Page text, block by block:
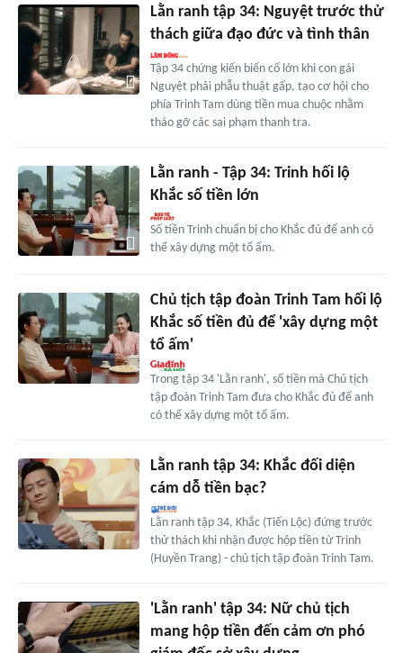
Lằn ranh tập 34: Nguyệt trước thử
thách giữa đạo đức và tình thân
Tập 34 chứng kiến biến cố lớn khi con gái
Nguyệt phải phẫu thuật gấp, tạo cơ hội cho
phía Trinh Tam dùng tiền mua chuộc nhằm
tháo gỡ các sai phạm thanh tra.
Lằn ranh - Tập 34: Trinh hối lộ
Khắc số tiền lớn
Số tiền Trinh chuẩn bị cho Khắc đủ để anh có
thể xây dựng một tổ ấm.
Chủ tịch tập đoàn Trinh Tam hối lộ
Khắc số tiền đủ để 'xây dựng một
tổ ấm'
Trong tập 34 'Lằn ranh', số tiền mà Chủ tịch
tập đoàn Trinh Tam đưa cho Khắc đủ để anh
có thể xây dựng một tổ ấm.
Lằn ranh tập 34: Khắc đối diện
cám dỗ tiền bạc?
Lằn ranh tập 34, Khắc (Tiến Lộc) đứng trước
thử thách khi nhận được hộp tiền từ Trinh
(Huyền Trang) - chủ tịch tập đoàn Trinh Tam.
'Lằn ranh' tập 34: Nữ chủ tịch
mang hộp tiền đến cảm ơn phó